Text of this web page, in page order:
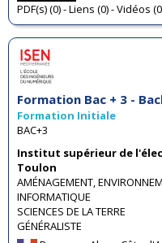
PDF(s) (0) - Liens (0) - Vidéos
Formation Bac + 3 -
Formation Initiale
BAC+3
Institut supérieur de
Toulon
AMÉNAGEMENT,
INFORMATIQUE
SCIENCES DE LA TERRE
GÉNÉRALISTE